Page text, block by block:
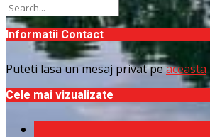
Informatii Contact
Puteti lasa un mesaj privat peaceasta
Cele mai vizualizate